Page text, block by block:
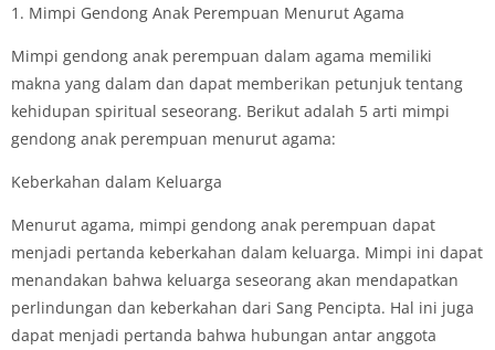
1. Mimpi Gendong Anak Perempuan Menurut Agama
Mimpi gendong anak perempuan dalam agama memiliki
makna yang dalam dan dapat memberikan petunjuk tentang
kehidupan spiritual seseorang. Berikut adalah 5 arti mimpi
gendong anak perempuan menurut agama:
Keberkahan dalam Keluarga
Menurut agama, mimpi gendong anak perempuan dapat
menjadi pertanda keberkahan dalam keluarga. Mimpi ini dapat
menandakan bahwa keluarga seseorang akan mendapatkan
perlindungan dan keberkahan dari Sang Pencipta. Hal ini juga
dapat menjadi pertanda bahwa hubungan antar anggota